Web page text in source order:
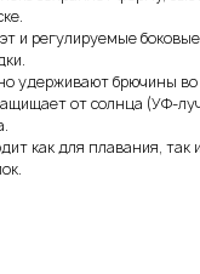
и регулируемые
удерживают брючины во
от солнца (УФ-
как для плавания, так